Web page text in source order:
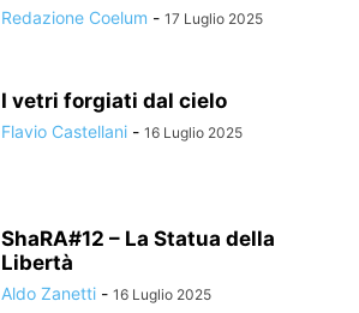
Redazione Coelum - 17 Luglio 2025
I vetri forgiati dal cielo
Flavio Castellani - 16 Luglio 2025
ShaRA#12 – La Statua della
Libertà
Aldo Zanetti - 16 Luglio 2025